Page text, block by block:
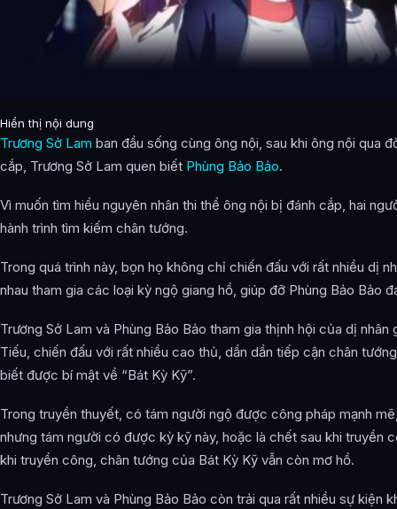
Hiển thị nội dung
Trương Sở Lam ban đầu sống cùng ông nội, sau khi ông nội qua
cắp, Trương Sở Lam quen biết Phùng Bảo Bảo.
Vì muốn tìm hiểu nguyên nhân thi thể ông nội bị đánh cắp, hai
hành trình tìm kiếm chân tướng.
Trong quá trình này, bọn họ không chỉ chiến đấu với rất nhiều dị
nhau tham gia các loại kỳ ngộ giang hồ, giúp đỡ Phùng Bảo Bảo
Trương Sở Lam và Phùng Bảo Bảo tham gia thịnh hội của dị
Tiếu, chiến đấu với rất nhiều cao thủ, dần dần tiếp cận chân
biết được bí mật về “Bát Kỳ Kỹ”.
Trong truyền thuyết, có tám người ngộ được công pháp mạnh
nhưng tám người có được kỳ kỹ này, hoặc là chết sau khi truyền
khi truyền công, chân tướng của Bát Kỳ Kỹ vẫn còn mơ hồ.
Trương Sở Lam và Phùng Bảo Bảo còn trải qua rất nhiều sự kiện